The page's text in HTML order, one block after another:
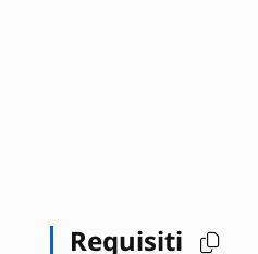
Requisiti